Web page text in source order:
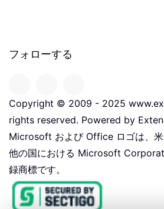
フォローする
Copyright © 2009 - 2025
rights reserved. Powered by
Microsoft および Office ロゴは、
他の国における Microsoft
録商標です。